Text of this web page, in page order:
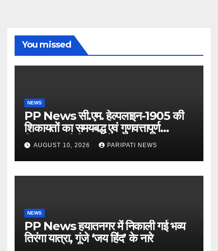
You missed
NEWS
PP News सी.एम. हेल्पलाइन-1905 की
शिकायतों का समयबद्ध एवं गुणवत्तापूर्ण
निस्तारण सुनिश्चित करें : DM
AUGUST 10, 2026 PARIPATI NEWS
NEWS
PP News हयातनगर में निकाली गई भव्य
तिरंगा यात्रा, गूंजे ‘जय हिंद’ के नारे